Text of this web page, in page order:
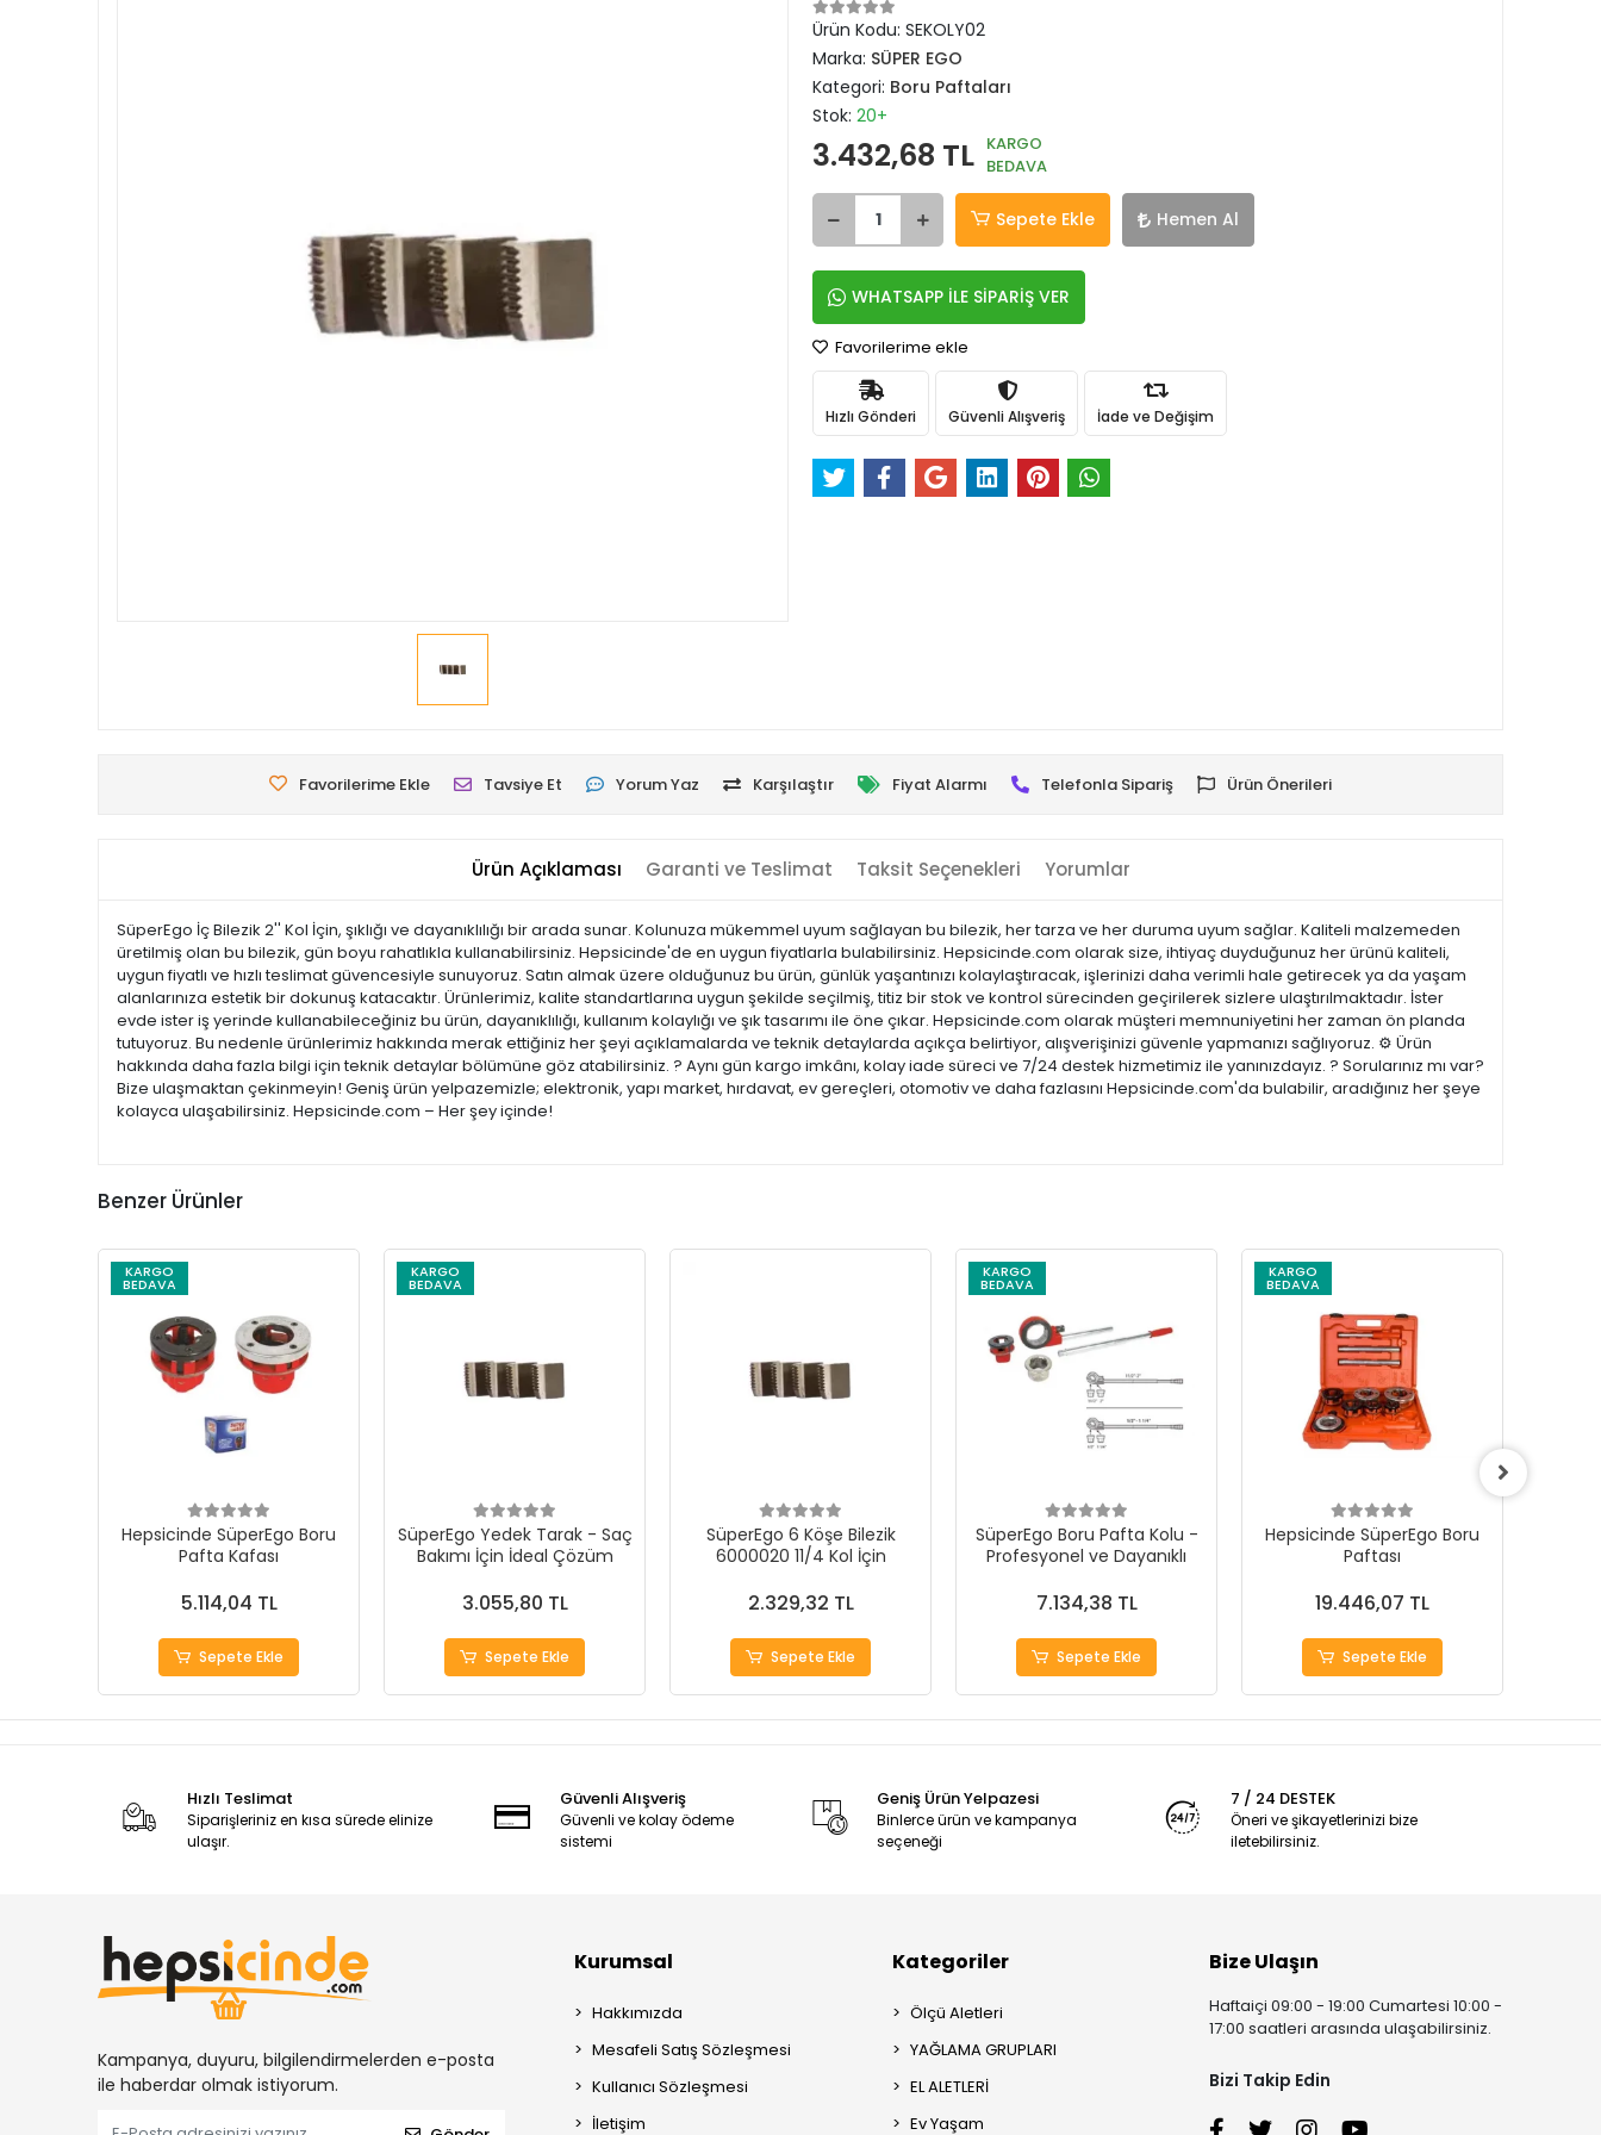
Ürün Kodu: SEKOLY02
Marka: SÜPER EGO
Kategori: Boru Paftaları
Stok: 20+
3.432,68 TL KARGO
BEDAVA
Sepete Ekle Hemen Al
WHATSAPP İLE SİPARİŞ VER
Favorilerime ekle
Hızlı Gönderi Güvenli Alışveriş İade ve Değişim
Favorilerime Ekle Tavsiye Et Yorum Yaz Karşılaştır Fiyat Alarmı Telefonla Sipariş Ürün Önerileri
Ürün Açıklaması Garanti ve Teslimat Taksit Seçenekleri Yorumlar
SüperEgo İç Bilezik 2'' Kol İçin, şıklığı ve dayanıklılığı bir arada sunar. Kolunuza mükemmel uyum sağlayan bu bilezik, her tarza ve her duruma uyum sağlar. Kaliteli malzemeden
üretilmiş olan bu bilezik, gün boyu rahatlıkla kullanabilirsiniz. Hepsicinde'de en uygun fiyatlarla bulabilirsiniz. Hepsicinde.com olarak size, ihtiyaç duyduğunuz her ürünü kaliteli,
uygun fiyatlı ve hızlı teslimat güvencesiyle sunuyoruz. Satın almak üzere olduğunuz bu ürün, günlük yaşantınızı kolaylaştıracak, işlerinizi daha verimli hale getirecek ya da yaşam
alanlarınıza estetik bir dokunuş katacaktır. Ürünlerimiz, kalite standartlarına uygun şekilde seçilmiş, titiz bir stok ve kontrol sürecinden geçirilerek sizlere ulaştırılmaktadır. İster
evde ister iş yerinde kullanabileceğiniz bu ürün, dayanıklılığı, kullanım kolaylığı ve şık tasarımı ile öne çıkar. Hepsicinde.com olarak müşteri memnuniyetini her zaman ön planda
tutuyoruz. Bu nedenle ürünlerimiz hakkında merak ettiğiniz her şeyi açıklamalarda ve teknik detaylarda açıkça belirtiyor, alışverişinizi güvenle yapmanızı sağlıyoruz. ⚙️ Ürün
hakkında daha fazla bilgi için teknik detaylar bölümüne göz atabilirsiniz. ? Aynı gün kargo imkânı, kolay iade süreci ve 7/24 destek hizmetimiz ile yanınızdayız. ? Sorularınız mı var?
Bize ulaşmaktan çekinmeyin! Geniş ürün yelpazemizle; elektronik, yapı market, hırdavat, ev gereçleri, otomotiv ve daha fazlasını Hepsicinde.com'da bulabilir, aradığınız her şeye
kolayca ulaşabilirsiniz. Hepsicinde.com – Her şey içinde!
Benzer Ürünler
KARGO
BEDAVA
Hepsicinde SüperEgo Boru
Pafta Kafası
5.114,04 TL
Sepete Ekle
KARGO
BEDAVA
SüperEgo Yedek Tarak - Saç
Bakımı İçin İdeal Çözüm
3.055,80 TL
Sepete Ekle
SüperEgo 6 Köşe Bilezik
6000020 11/4 Kol İçin
2.329,32 TL
Sepete Ekle
KARGO
BEDAVA
SüperEgo Boru Pafta Kolu -
Profesyonel ve Dayanıklı
7.134,38 TL
Sepete Ekle
KARGO
BEDAVA
Hepsicinde SüperEgo Boru
Paftası
19.446,07 TL
Sepete Ekle
Hızlı Teslimat
Siparişleriniz en kısa sürede elinize
ulaşır.
Güvenli Alışveriş
Güvenli ve kolay ödeme
sistemi
Geniş Ürün Yelpazesi
Binlerce ürün ve kampanya
seçeneği
7 / 24 DESTEK
Öneri ve şikayetlerinizi bize
iletebilirsiniz.
Kampanya, duyuru, bilgilendirmelerden e-posta
ile haberdar olmak istiyorum.
Kurumsal
Hakkımızda
Mesafeli Satış Sözleşmesi
Kullanıcı Sözleşmesi
İletişim
Kategoriler
Ölçü Aletleri
YAĞLAMA GRUPLARI
EL ALETLERİ
Ev Yaşam
Bize Ulaşın
Haftaiçi 09:00 - 19:00 Cumartesi 10:00 -
17:00 saatleri arasında ulaşabilirsiniz.
Bizi Takip Edin